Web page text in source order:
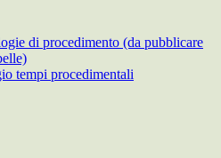
di procedimento (da pubblicare
tempi procedimentali